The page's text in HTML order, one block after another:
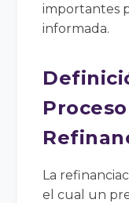
importantes
informada.
La
el cual un